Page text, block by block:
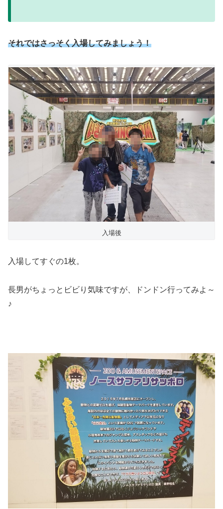
それではさっそく入場してみましょう！
入場後
入場してすぐの1枚。
長男がちょっとビビり気味ですが、ドンドン行ってみよ～
♪